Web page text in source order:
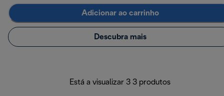
Adicionar ao carrinho
Descubra mais
Está a visualizar 3 3 produtos